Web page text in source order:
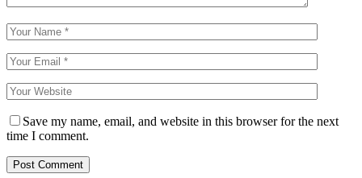
Save my name, email, and website in this browser for the next
time I comment.